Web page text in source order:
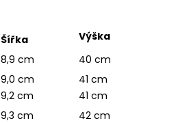
Šířka
Výška
8,9 cm
40 cm
9,0 cm
41 cm
9,2 cm
41 cm
9,3 cm
42 cm